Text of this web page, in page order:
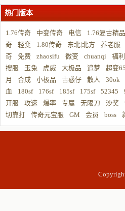
热门版本
1.76传奇 中变传奇 电信 1.76复古精品
奇
轻变 1.80传奇 东北|北方 养老服
奇
免费 zhaosifu 微变 chuanqi 福利
搜服
玉兔 虎威 大极品 追梦 超变
月
合成 小极品 古惑仔 散人 30ok
血
180sf 176sf 185sf 175sf 52345
开服
攻速 爆率 专属 无限刀 沙奖
切靠打
传奇元宝服 GM 会员 boss